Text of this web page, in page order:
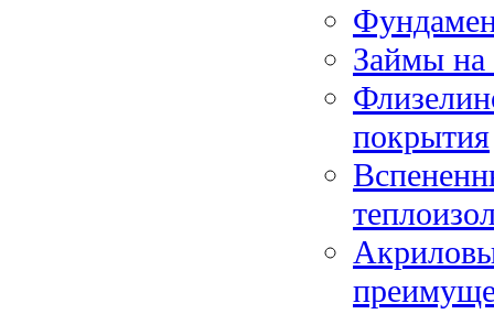
Займы на
покрытия